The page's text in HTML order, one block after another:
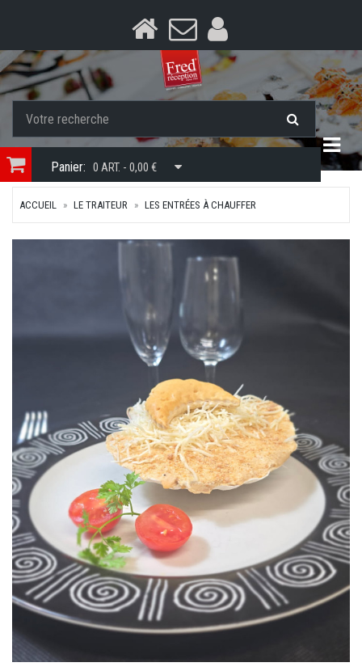
Panier: 0 ART. - 0,00 €
ACCUEIL LE TRAITEUR LES ENTRÉES À CHAUFFER